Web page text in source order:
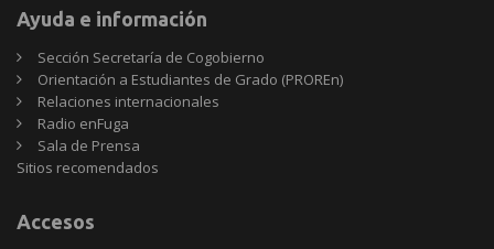
Ayuda e información
Sección Secretaría de Cogobierno
Orientación a Estudiantes de Grado (PROREn)
Relaciones internacionales
Radio enFuga
Sala de Prensa
Sitios
Sitios recomendados
Accesos